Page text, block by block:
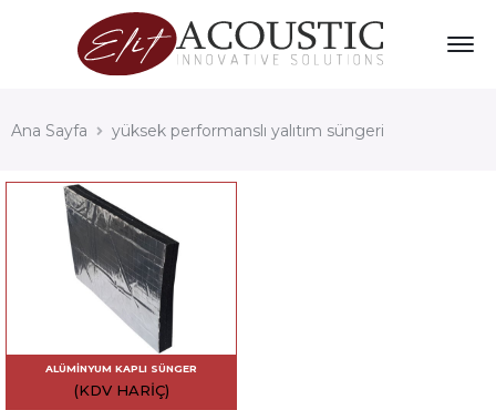
Ana Sayfa yüksek performanslı yalıtım süngeri
ALÜMINYUM KAPLI SÜNGER
(KDV HARIÇ)